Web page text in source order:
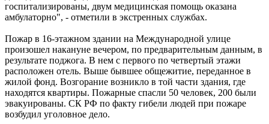
госпитализированы, двум медицинская помощь оказана
амбулаторно", - отметили в экстренных службах.
Пожар в 16-этажном здании на Международной улице
произошел накануне вечером, по предварительным данным, в
результате поджога. В нем с первого по четвертый этажи
расположен отель. Выше бывшее общежитие, переданное в
жилой фонд. Возгорание возникло в той части здания, где
находятся квартиры. Пожарные спасли 50 человек, 200 были
эвакуированы. СК РФ по факту гибели людей при пожаре
возбудил уголовное дело.